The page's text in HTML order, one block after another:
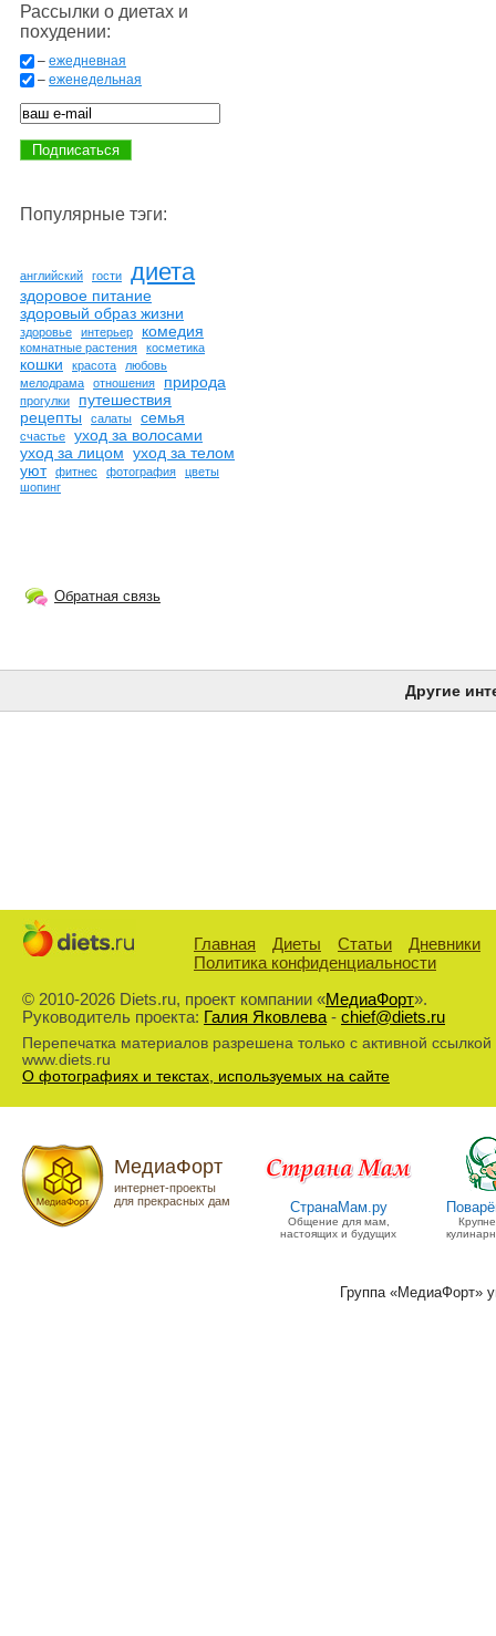
Рассылки о диетах и
похудении:
– ежедневная
– еженедельная
Популярные тэги:
английский гости диета
здоровое питание
здоровый образ жизни
здоровье интерьер комедия
комнатные растения косметика
кошки красота
любовь
мелодрама
отношения природа
прогулки
путешествия
рецепты
салаты семья
счастье
уход за волосами
уход за лицом уход за телом
уют
фитнес фотография
цветы
шопинг
Обратная связь
Другие
Главная Диеты Статьи
Дневники
Политика конфиденциальности
© 2010-2026 Diets.ru, проект компании «МедиаФорт».
Руководитель проекта: Галия Яковлева- chief@diets.ru
Перепечатка материалов разрешена только с активной ссылкой
www.diets.ru
О фотографиях и текстах, используемых на сайте
МедиаФорт
интернет-проекты
для прекрасных дам
СтранаМам.ру
Общение для мам,
настоящих и будущих
Группа «МедиаФорт»